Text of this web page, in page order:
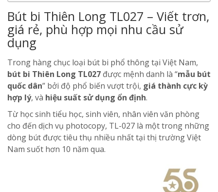
Bút bi Thiên Long TL027 – Viết trơn,
giá rẻ, phù hợp mọi nhu cầu sử
dụng
Trong hàng chục loại bút bi phổ thông tại Việt Nam,
bút bi Thiên Long TL027 được mệnh danh là “mẫu bút
quốc dân” bởi độ phổ biến vượt trội, giá thành cực kỳ
hợp lý, và hiệu suất sử dụng ổn định.
Từ học sinh tiểu học, sinh viên, nhân viên văn phòng
cho đến dịch vụ photocopy, TL-027 là một trong những
dòng bút được tiêu thụ nhiều nhất tại thị trường Việt
Nam suốt hơn 10 năm qua.